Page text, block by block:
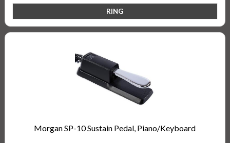
Morgan SP-10 Sustain Pedal, Piano/Keyboard